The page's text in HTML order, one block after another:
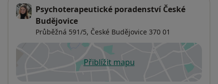
Psychoterapeutické poradenství České
Budějovice
Průběžná 591/5, České Budějovice 370 01
Přiblížit mapuse otevře v nové záložce